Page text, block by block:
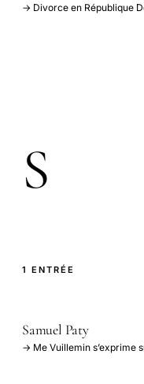
→ Divorce en République
S
1 ENTRÉE
Samuel Paty
→ Me Vuillemin s’exprime